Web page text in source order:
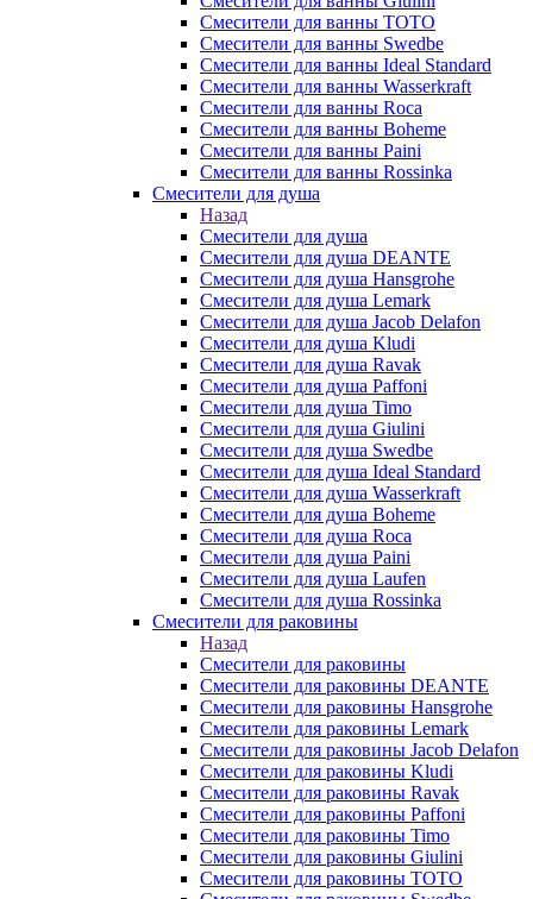
Смесители для ванны TOTO
Смесители для ванны Swedbe
Смесители для ванны Ideal Standard
Смесители для ванны Wasserkraft
Смесители для ванны Roca
Смесители для ванны Boheme
Смесители для ванны Paini
Смесители для ванны Rossinka
Смесители для душа
Назад
Смесители для душа
Смесители для душа DEANTE
Смесители для душа Hansgrohe
Смесители для душа Lemark
Смесители для душа Jacob Delafon
Смесители для душа Kludi
Смесители для душа Ravak
Смесители для душа Paffoni
Смесители для душа Timo
Смесители для душа Giulini
Смесители для душа Swedbe
Смесители для душа Ideal Standard
Смесители для душа Wasserkraft
Смесители для душа Boheme
Смесители для душа Roca
Смесители для душа Paini
Смесители для душа Laufen
Смесители для душа Rossinka
Смесители для раковины
Назад
Смесители для раковины
Смесители для раковины DEANTE
Смесители для раковины Hansgrohe
Смесители для раковины Lemark
Смесители для раковины Jacob Delafon
Смесители для раковины Kludi
Смесители для раковины Ravak
Смесители для раковины Paffoni
Смесители для раковины Timo
Смесители для раковины Giulini
Смесители для раковины TOTO